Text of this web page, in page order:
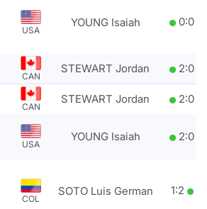
USA
YOUNG Isaiah 0:0
CAN
STEWART Jordan 2:0
CAN
STEWART Jordan 2:0
USA
YOUNG Isaiah 2:0
COL
SOTO Luis German 1:2